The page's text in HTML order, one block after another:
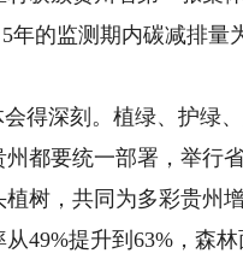
的监测期内碳减排量
深刻。植绿、护绿、
要统一部署，举行
树，共同为多彩贵州增
提升到63%，森林